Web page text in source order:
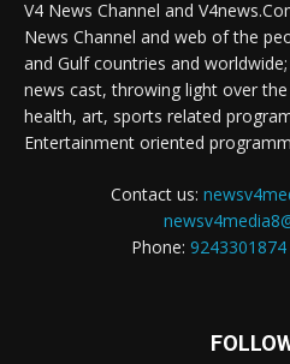
V4 News Channel and
News Channel and web of the
and Gulf countries and
news cast, throwing light over
health, art, sports related
Entertainment oriented
Contact us:
Phone: 9243301874